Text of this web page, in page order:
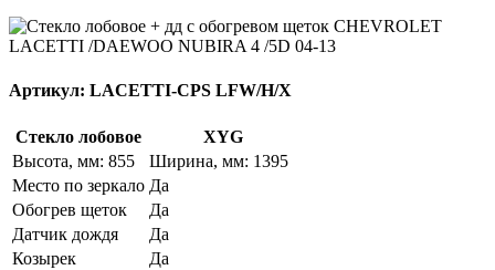
Артикул: LACETTI-CPS LFW/H/X
Стекло лобовое
XYG
Высота, мм: 855
Ширина, мм: 1395
Место по зеркало Да
Обогрев щеток
Да
Датчик дождя
Да
Козырек
Да